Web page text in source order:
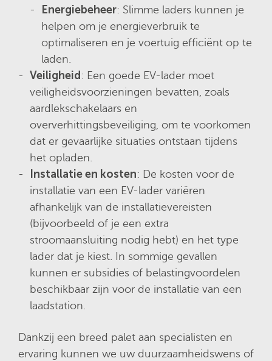
Energiebeheer: Slimme laders kunnen je
helpen om je energieverbruik te
optimaliseren en je voertuig efficiënt op te
laden.
Veiligheid : Een goede EV-lader moet
veiligheidsvoorzieningen bevatten, zoals
aardlekschakelaars en
oververhittingsbeveiliging, om te voorkomen
dat er gevaarlijke situaties ontstaan tijdens
het opladen.
Installatie en kosten: De kosten voor de
installatie van een EV-lader variëren
afhankelijk van de installatievereisten
(bijvoorbeeld of je een extra
stroomaansluiting nodig hebt) en het type
lader dat je kiest. In sommige gevallen
kunnen er subsidies of belastingvoordelen
beschikbaar zijn voor de installatie van een
laadstation.
Dankzij een breed palet aan specialisten en
ervaring kunnen we uw duurzaamheidswens of